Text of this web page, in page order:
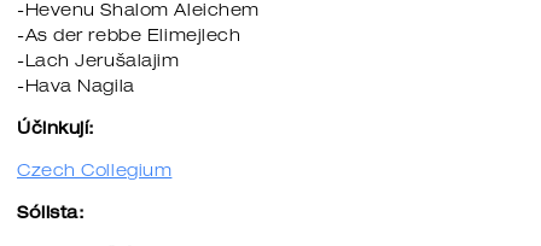
-Hevenu Shalom Aleichem
-As der rebbe Elimejlech
-Lach Jerušalajim
-Hava Nagila
Účinkují:
Czech Collegium
Sólista: